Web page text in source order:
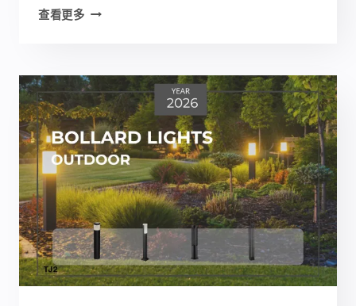
查看更多10
照
明
設
計
與
5
種
戶
外
燈
具
推